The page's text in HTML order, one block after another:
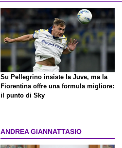
Su Pellegrino insiste la Juve, ma la
Fiorentina offre una formula migliore:
il punto di Sky
ANDREA GIANNATTASIO